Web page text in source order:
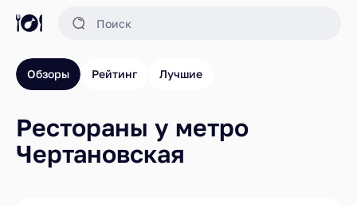
Обзоры Рейтинг Лучшие
Рестораны у метро
Чертановская